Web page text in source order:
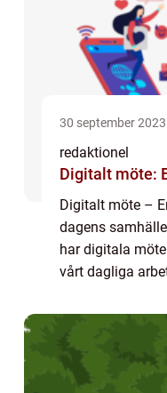
30 september 2023
redaktionel
Digitalt möte:
Digitalt möte –
dagens
har digitala
vårt dagliga
för några få, har